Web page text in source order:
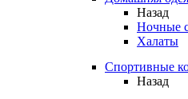
Назад
Ночные
Халаты
Спортивные
Назад